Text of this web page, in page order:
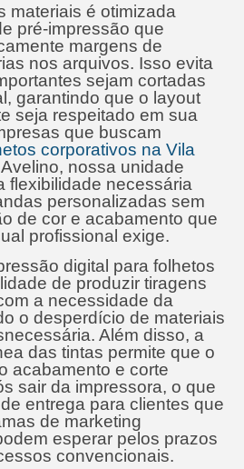
materiais é otimizada
pré-impressão que
margens de
nos arquivos. Isso evita
sejam cortadas
garantindo que o layout
seja respeitado em sua
que buscam
corporativos na Vila
nossa unidade
flexibilidade necessária
personalizadas sem
de cor e acabamento que
profissional exige.
digital para folhetos
de produzir tiragens
a necessidade da
o desperdício de materiais
Além disso, a
das tintas permite que o
acabamento e corte
sair da impressora, o que
entrega para clientes que
de marketing
esperar pelos prazos
convencionais.